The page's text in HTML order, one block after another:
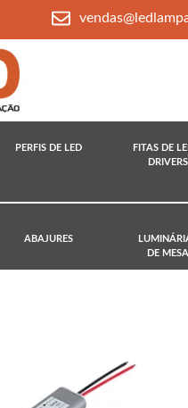
PERFIS DE LED
FITAS DE
DRIVERS
ABAJURES
DE MESA